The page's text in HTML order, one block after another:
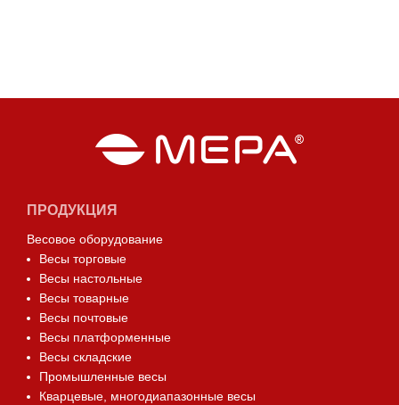
ПРОДУКЦИЯ
Весовое оборудование
Весы торговые
Весы настольные
Весы товарные
Весы почтовые
Весы платформенные
Весы складские
Промышленные весы
Кварцевые, многодиапазонные весы